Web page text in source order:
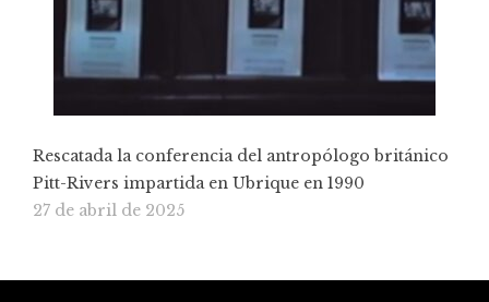
Rescatada la conferencia del antropólogo británico
Pitt-Rivers impartida en Ubrique en 1990
27 de abril de 2025